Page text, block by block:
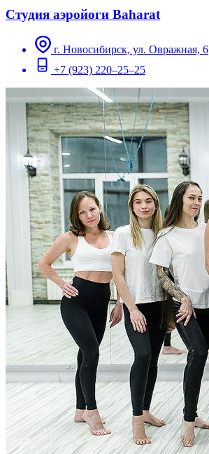
Студия аэройоги Baharat
г. Новосибирск, ул. Овражная, 6
+7 (923) 220–25–25